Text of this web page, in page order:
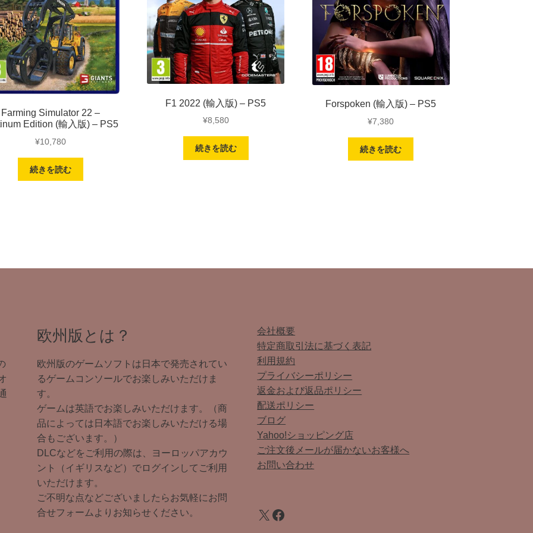
Farming Simulator 22 –
Edition (輸入版) – PS5
¥10,780
続きを読む
F1 2022 (輸入版) – PS5
¥8,580
続きを読む
Forspoken (輸入版) – PS5
¥7,380
続きを読む
欧州版とは？
欧州版のゲームソフトは日本で発売されてい
るゲームコンソールでお楽しみいただけま
す。
ゲームは英語でお楽しみいただけます。（商
品によっては日本語でお楽しみいただける場
合もございます。）
DLCなどをご利用の際は、ヨーロッパアカウ
ント（イギリスなど）でログインしてご利用
いただけます。
ご不明な点などございましたらお気軽にお問
合せフォームよりお知らせください。
会社概要
特定商取引法に基づく表記
利用規約
プライバシーポリシー
返金および返品ポリシー
配送ポリシー
ブログ
Yahoo!ショッピング店
ご注文後メールが届かないお客様へ
お問い合わせ
X Facebook